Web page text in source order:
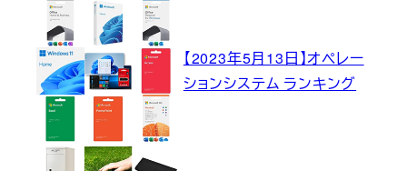
【2023年5月13日】オペレー
ションシステム ランキング